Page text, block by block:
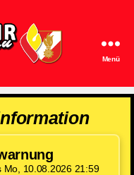
Drau
Menü
Mo, 10.08.2026 21:59